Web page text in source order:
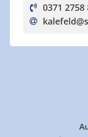
0371 2758
kalefeld